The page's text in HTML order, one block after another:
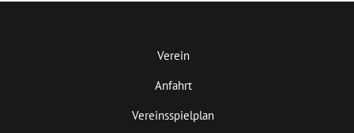
Verein
Anfahrt
Vereinsspielplan